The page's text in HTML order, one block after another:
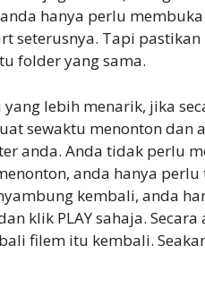
hanya perlu
seterusnya. Tapi
folder yang sama.
yang lebih menarik, jika
sewaktu menonton dan
anda. Anda tidak perlu
anda hanya
kembali, anda
klik PLAY sahaja.
filem itu kembali.